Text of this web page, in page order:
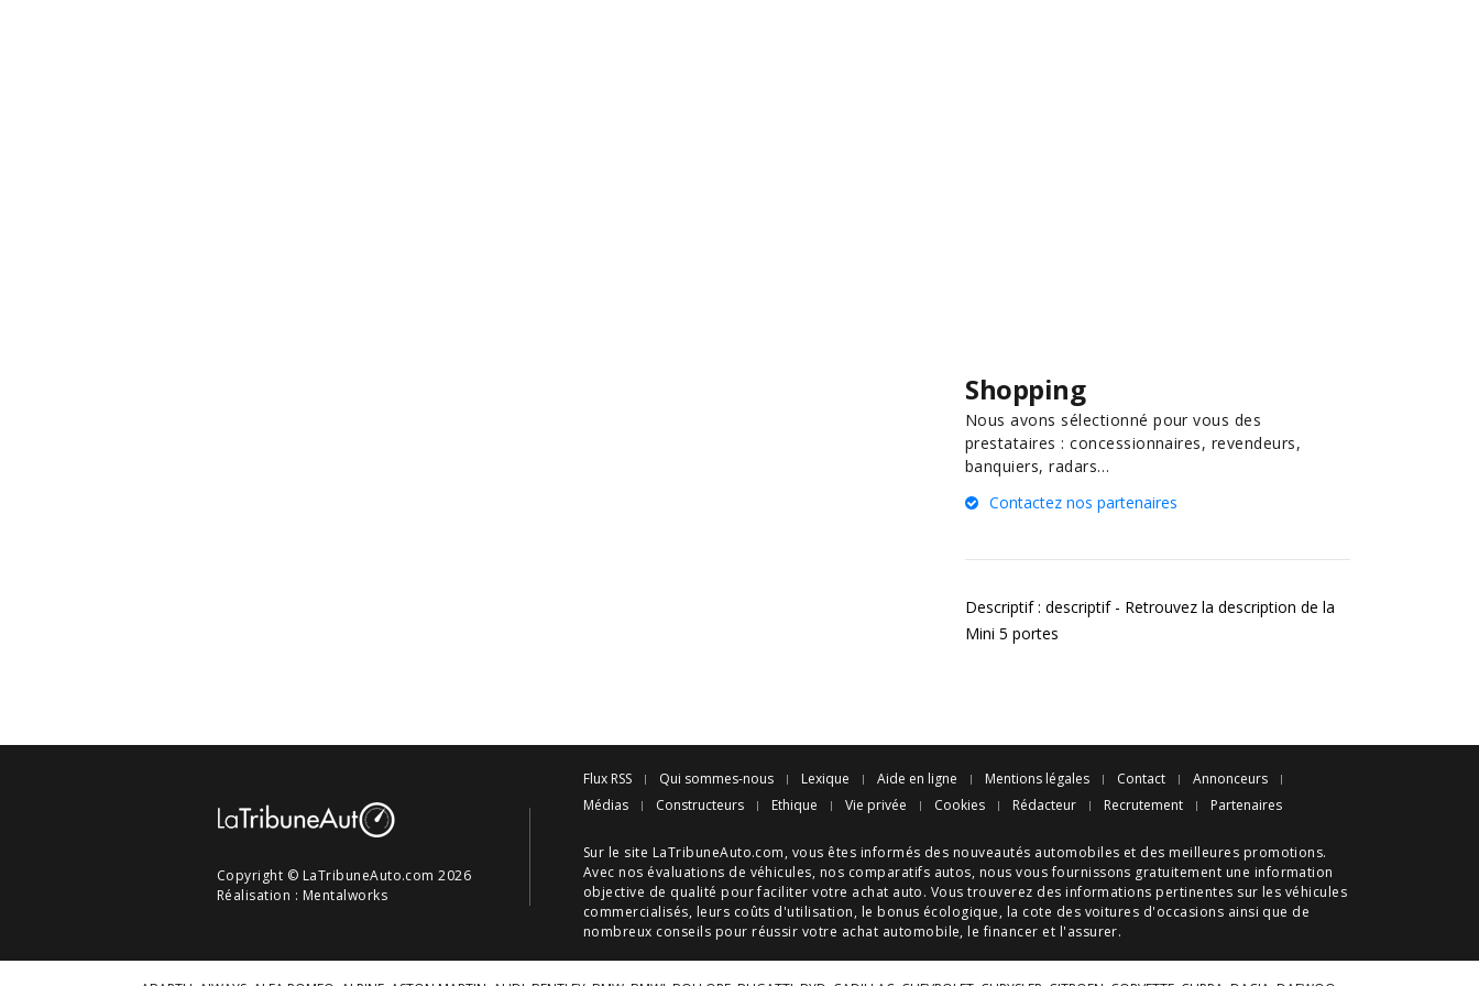
Shopping
Nous avons sélectionné pour vous des
prestataires : concessionnaires, revendeurs,
banquiers, radars…
Contactez nos partenaires
Descriptif : descriptif - Retrouvez la description de la
Mini 5 portes
Copyright © LaTribuneAuto.com 2026
Réalisation : Mentalworks
Flux RSS Qui sommes-nous Lexique Aide en ligne Mentions légales Contact
Annonceurs
Médias
Constructeurs Ethique Vie privée Cookies Rédacteur Recrutement Partenaires
Sur le site LaTribuneAuto.com, vous êtes informés des nouveautés automobiles et des meilleures promotions.
Avec nos évaluations de véhicules, nos comparatifs autos, nous vous fournissons gratuitement une information
objective de qualité pour faciliter votre achat auto. Vous trouverez des informations pertinentes sur les véhicules
commercialisés, leurs coûts d'utilisation, le bonus écologique, la cote des voitures d'occasions ainsi que de
nombreux conseils pour réussir votre achat automobile, le financer et l'assurer.